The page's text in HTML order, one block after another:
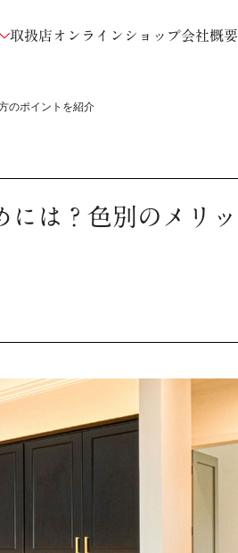
取扱店 オンラインショップ会社概要
のポイントを紹介
は？色別のメリッ